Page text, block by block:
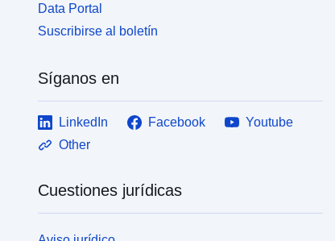
Data Portal
Suscribirse al boletín
Síganos en
LinkedIn Facebook
Youtube
Other
Cuestiones jurídicas